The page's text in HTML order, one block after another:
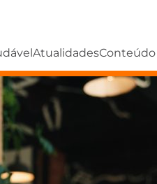
Atualidades